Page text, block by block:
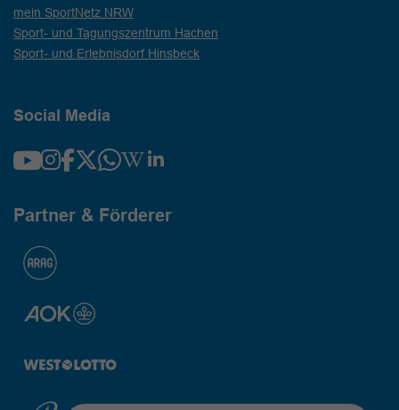
mein SportNetz NRW
Sport- und Tagungszentrum Hachen
Sport- und Erlebnisdorf Hinsbeck
Social Media
Partner & Förderer